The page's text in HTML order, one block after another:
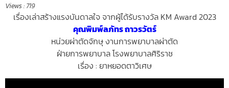
Views : 719
เรื่องเล่าสร้างแรงบันดาลใจจากผู้ได้รับรางวัล KM Award 2023
คุณพิมพ์ลภัทร ถาวรวัตร์
หน่วยผ่าตัดจักษุ งานการพยาบาลผ่าตัด
ฝ่ายการพยาบาล โรงพยาบาลศิริราช
เรื่อง : ยาหยอดตาวิเศษ